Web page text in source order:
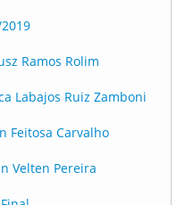
Ramos Rolim
Labajos Ruiz Zamboni
Feitosa Carvalho
Velten Pereira